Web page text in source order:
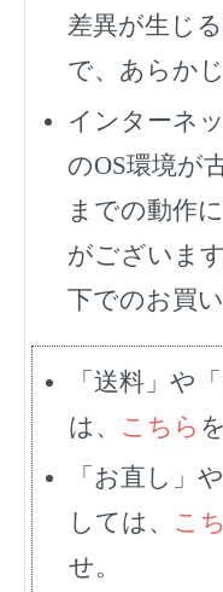
差異が生じ
で、あらか
インターネ
のOS環境が
までの動作
がございま
下でのお買
「送料」や
は、 こちら
「お直し」
しては、 こ
せ。